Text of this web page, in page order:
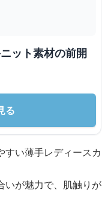
ット素材の前開
る
すい薄手レディースカ
いが魅力で、肌触りが